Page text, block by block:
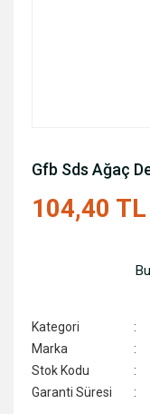
Gfb Sds Ağaç
104,40 TL
Kategori
Marka
Stok Kodu
Garanti Süresi